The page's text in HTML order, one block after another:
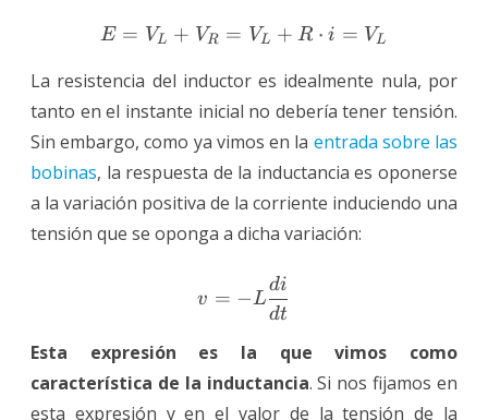
E = VL + VR = VL + R ⋅ i = VL
La resistencia del inductor es idealmente nula, por
tanto en el instante inicial no debería tener tensión.
Sin embargo, como ya vimos en la entrada sobre las
bobinas, la respuesta de la inductancia es oponerse
a la variación positiva de la corriente induciendo una
tensión que se oponga a dicha variación:
v=-L\frac{di}{dt}
v = −L
dt
di
Esta expresión es la que vimos como
característica de la inductancia. Si nos fijamos en
esta expresión y en el valor de la tensión de la